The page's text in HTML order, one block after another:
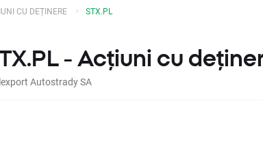
CU DEȚINERE STX.PL
- Acțiuni cu
Autostrady SA